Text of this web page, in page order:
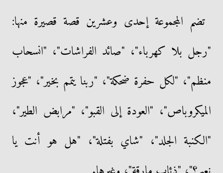
تضم المجموعة إحدى وعشرين قصة قصيرة منها:
"رجل بلا كهرباء"، "صائد الفراشات"، "انسحاب
منظم"، "لكل حفرة ضحكة"، "ربنا يتمم بخير"، "عجوز
الميكروباص"، "العودة إلى القبو"، "مرابض الطير"،
"الكنبة الجلد"، "شاي بفتلة"، "هل هو أنت يا